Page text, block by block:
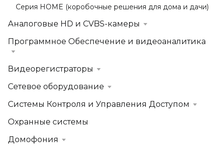
Серия HOME (коробочные решения для дома и дачи)
Аналоговые HD и CVBS-камеры
Программное Обеспечение и видеоаналитика
Видеорегистраторы
Сетевое оборудование
Системы Контроля и Управления Доступом
Охранные системы
Домофония